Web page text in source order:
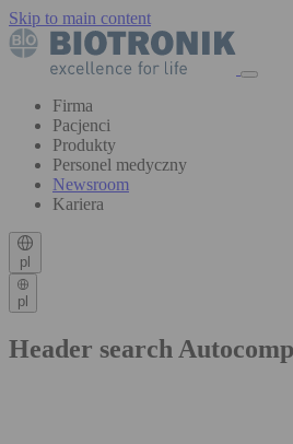
Skip to main content
Firma
Pacjenci
Produkty
Personel medyczny
Newsroom
Kariera
pl
pl
Header search